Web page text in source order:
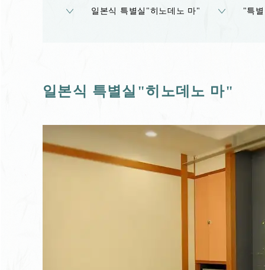
일본식 특별실"히노데노 마" "특
일본식 특별실"히노데노 마"